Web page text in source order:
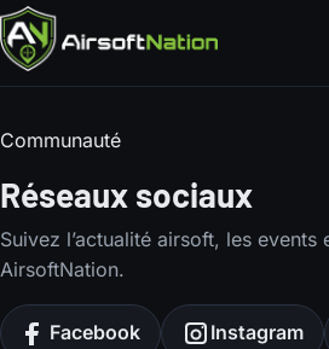
Communauté
Réseaux sociaux
Suivez l’actualité airsoft, les events
AirsoftNation.
Facebook Instagram